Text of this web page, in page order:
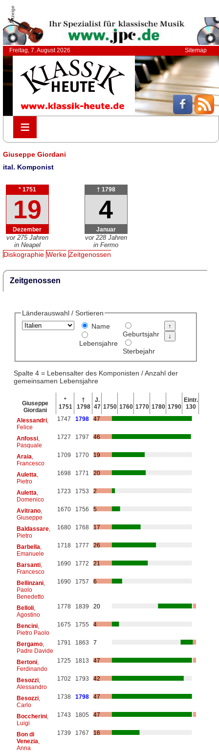
Anzeige
Freitag, 7. August 2026 Sitemap
≡
≡
Giuseppe Giordani
ital. Komponist
* 1751
19
Dezember
vor 275 Jahren
in Neapel
† 1798
4
Januar
vor 228 Jahren
in Fermo
Diskographie Werke Zeitgenossen
Zeitgenossen
Länderauswahl / Sortieren
Name
Lebensjahre
Geburtsjahr
Sterbejahr
Spalte 4 = Lebensalter des Komponisten / Anzahl der
gemeinsamen Lebensjahre
Giuseppe
Giordani
*
1751
†
1798
J.
47 1750 1760 1770 1780 1790
Eintr.
130
Alessandri,
Felice
1747 1798 47
Anfossi,
Pasquale
1727 1797 46
Araia
Francesco
1709 1770 19
Auletta
Pietro
1698 1771 20
Auletta
Domenico
1723 1753 2
Avitrano,
Giuseppe
1670 1756 5
Baldassare,
Pietro
1680 1768 17
Barbella
Emanuele
1718 1777 26
Barsanti,
Francesco
1690 1772 21
Bellinzani,
Paolo
Benedetto
1690 1757 6
Belloli,
Agostino
1778 1839 20
Bencini,
Pietro Paolo
1675 1755 4
Bergamo,
Padre Davide
1791 1863 7
Bertoni,
Ferdinando
1725 1813 47
Besozzi,
Alessandro
1702 1793 42
Besozzi,
Carlo
1738 1798 47
Boccherini,
Luigi
1743 1805 47
Bon di
Venezia
Anna
1739 1767 16